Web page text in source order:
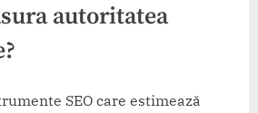
autoritatea
SEO care estimează